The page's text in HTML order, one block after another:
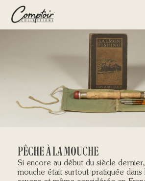
MATÉRIEL
PÊCHES
MARQUES
LE MAGAZINE
PÊCHE À LA MOUCHE
Si encore au début du siècle
mouche était surtout pratiquée dans